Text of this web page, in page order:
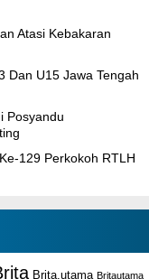
Atasi Kebakaran
Dan U15 Jawa Tengah
Posyandu
129 Perkokoh RTLH
Brita.utama Britautama